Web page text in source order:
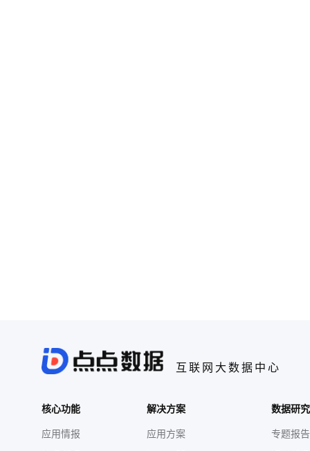
互联网大数据中心
核心功能
应用情报
解决方案
应用方案
数据研
专题报告